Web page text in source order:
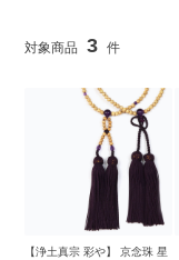
3
【浄土真宗 彩や】 京念珠 星